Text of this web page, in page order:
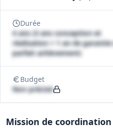
Durée
4 ans (3 ans conception et
réalisation + 1 an de garantie
parfait achèvement)
Budget
Non précisé
Mission de coordination